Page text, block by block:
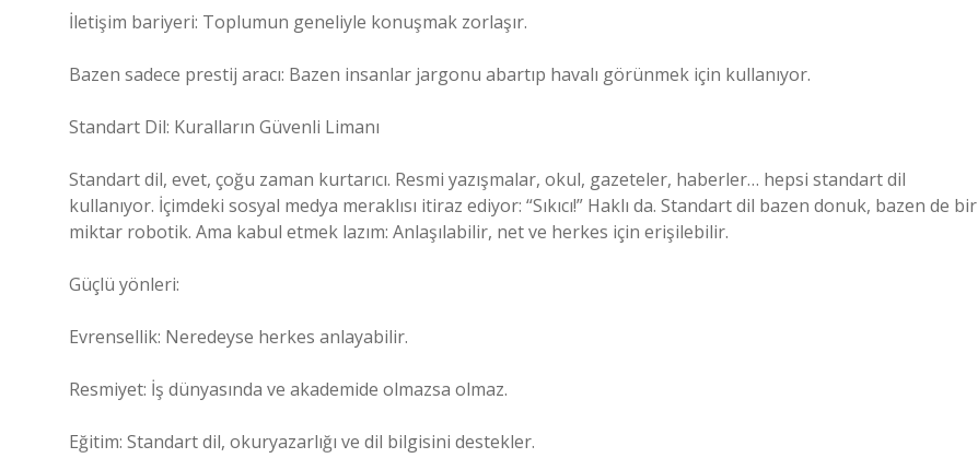
İletişim bariyeri: Toplumun geneliyle konuşmak zorlaşır.
Bazen sadece prestij aracı: Bazen insanlar jargonu abartıp havalı görünmek için kullanıyor.
Standart Dil: Kuralların Güvenli Limanı
Standart dil, evet, çoğu zaman kurtarıcı. Resmi yazışmalar, okul, gazeteler, haberler… hepsi standart dil
kullanıyor. İçimdeki sosyal medya meraklısı itiraz ediyor: “Sıkıcı!” Haklı da. Standart dil bazen donuk, bazen de bir
miktar robotik. Ama kabul etmek lazım: Anlaşılabilir, net ve herkes için erişilebilir.
Güçlü yönleri:
Evrensellik: Neredeyse herkes anlayabilir.
Resmiyet: İş dünyasında ve akademide olmazsa olmaz.
Eğitim: Standart dil, okuryazarlığı ve dil bilgisini destekler.